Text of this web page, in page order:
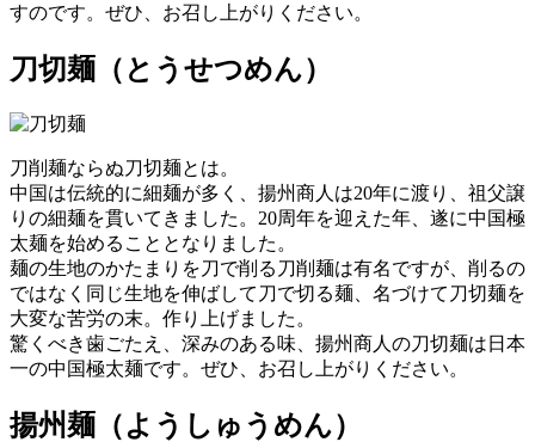
すのです。ぜひ、お召し上がりください。
刀切麺 （とうせつめん）
刀削麺ならぬ刀切麺とは。
中国は伝統的に細麺が多く、揚州商人は20年に渡り、祖父譲
りの細麺を貫いてきました。20周年を迎えた年、遂に中国極
太麺を始めることとなりました。
麺の生地のかたまりを刀で削る刀削麺は有名ですが、削るの
ではなく同じ生地を伸ばして刀で切る麺、名づけて刀切麺を
大変な苦労の末。作り上げました。
驚くべき歯ごたえ、深みのある味、揚州商人の刀切麺は日本
一の中国極太麺です。ぜひ、お召し上がりください。
揚州麺 （ようしゅうめん）